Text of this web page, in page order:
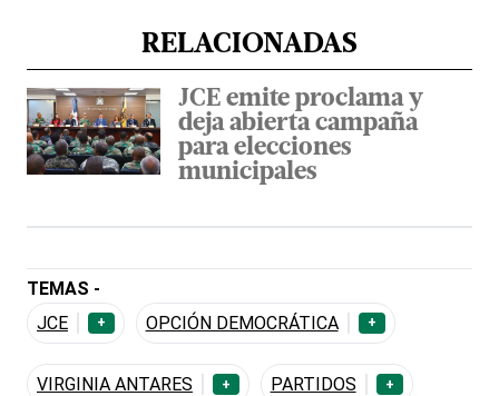
RELACIONADAS
JCE emite proclama y
deja abierta campaña
para elecciones
municipales
TEMAS -
JCE
+ OPCIÓN DEMOCRÁTICA +
VIRGINIA ANTARES + PARTIDOS +